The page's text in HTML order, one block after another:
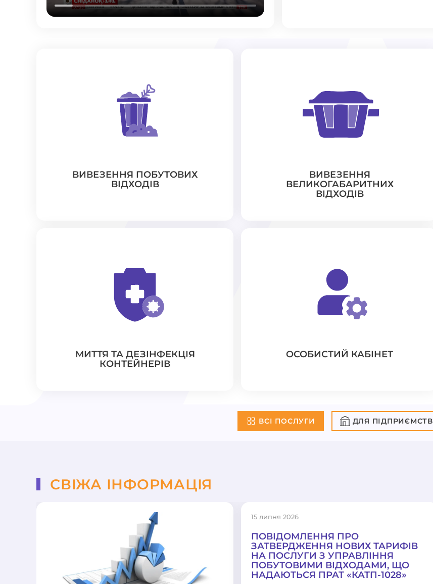
ВИВЕЗЕННЯ ПОБУТОВИХ
ВІДХОДІВ
ВИВЕЗЕННЯ
ВЕЛИКОГАБАРИТНИХ
ВІДХОДІВ
МИТТЯ ТА ДЕЗІНФЕКЦІЯ
КОНТЕЙНЕРІВ
ОСОБИСТИЙ КАБІНЕТ
ВСІ ПОСЛУГИ ДЛЯ ПІДПРИЄМСТВ
СВІЖА ІНФОРМАЦІЯ
15 липня 2026
ПОВІДОМЛЕННЯ ПРО
ЗАТВЕРДЖЕННЯ НОВИХ ТАРИФІВ
НА ПОСЛУГИ З УПРАВЛІННЯ
ПОБУТОВИМИ ВІДХОДАМИ, ЩО
НАДАЮТЬСЯ ПРАТ «КАТП-1028»